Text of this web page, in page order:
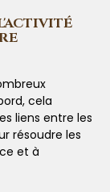
cela
liens entre les
résoudre les
et à